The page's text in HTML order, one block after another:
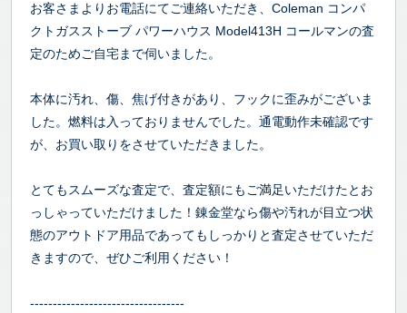
お客さまよりお電話にてご連絡いただき、Coleman コンパ
クトガスストーブ パワーハウス Model413H コールマンの査
定のためご自宅まで伺いました。
本体に汚れ、傷、焦げ付きがあり、フックに歪みがございま
した。燃料は入っておりませんでした。通電動作未確認です
が、お買い取りをさせていただきました。
とてもスムーズな査定で、査定額にもご満足いただけたとお
っしゃっていただけました！錬金堂なら傷や汚れが目立つ状
態のアウトドア用品であってもしっかりと査定させていただ
きますので、ぜひご利用ください！
----------------------------------